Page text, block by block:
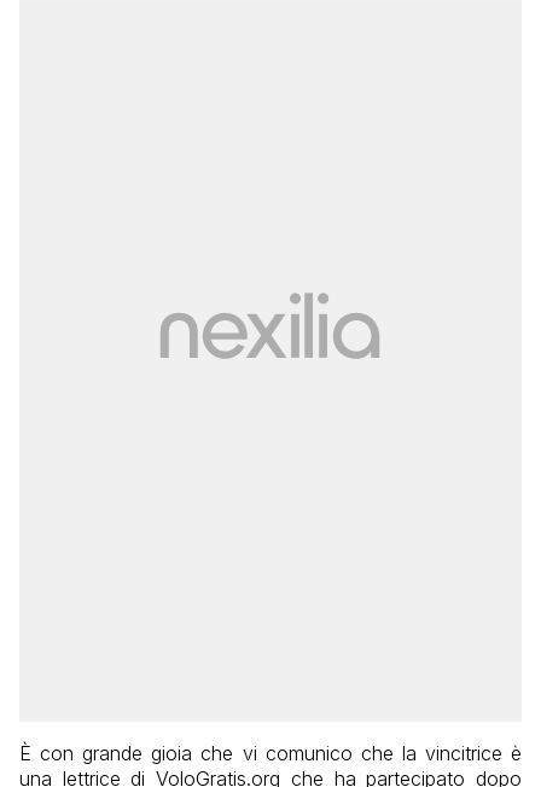
È con grande gioia che vi comunico che la vincitrice è
una lettrice di VoloGratis.org che ha partecipato dopo